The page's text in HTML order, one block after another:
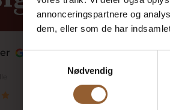
annonceringspartnere og
dem, eller som de har
Samtykkevalg
Nødvendig